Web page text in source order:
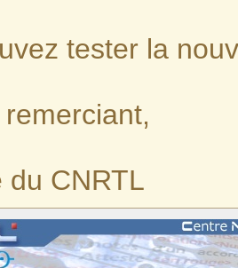
tester la
du CNRTL